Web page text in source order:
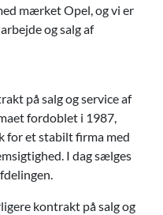
mærket Opel, og vi er
og salg af
på salg og service af
fordoblet i 1987,
for et stabilt firma med
I dag sælges
kontrakt på salg og